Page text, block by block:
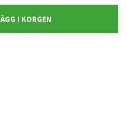
I KORGEN